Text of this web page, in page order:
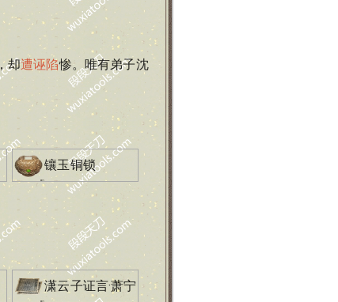
，却遭诬陷惨。唯有弟子沈
镶玉铜锁
潇云子证言·萧宁